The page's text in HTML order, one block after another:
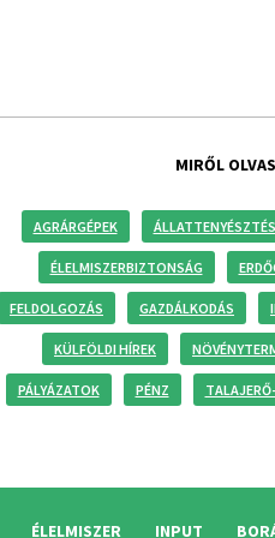
MIRŐL
AGRÁRGÉPEK ÁLLATTENYÉSZTÉS
ÉLELMISZERBIZTONSÁG
FELDOLGOZÁS GAZDÁLKODÁS
KÜLFÖLDI HÍREK
PÁLYÁZATOK PÉNZ
ÉLELMISZER INPUT